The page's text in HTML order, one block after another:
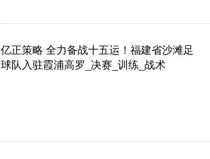
亿正策略 全力备战十五运！福建省沙滩足
球队入驻霞浦高罗_决赛_训练_战术